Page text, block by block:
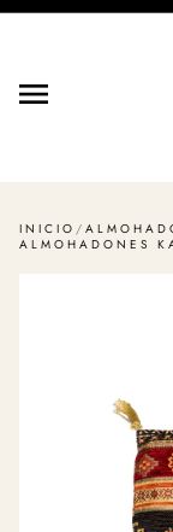
INICIO /
ALMOHADONES